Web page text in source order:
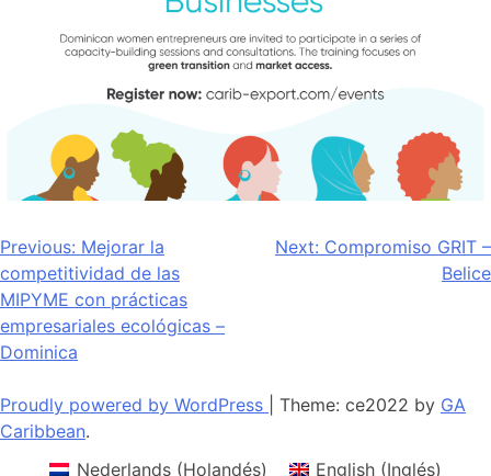
Navegación
de
entradas
Previous: Mejorar la
competitividad de las
MIPYME con prácticas
empresariales ecológicas –
Dominica
Next: Compromiso GRIT –
Belice
Proudly powered by WordPress Theme: ce2022 by GA
Caribbean.
Nederlands(Holandés) English(Inglés)